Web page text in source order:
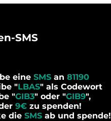
n-SMS
eine SMS an 81190
"LBAS" als Codewort
"GIB3" oder "GIB9",
9€ zu spenden!
die SMS ab und spende!